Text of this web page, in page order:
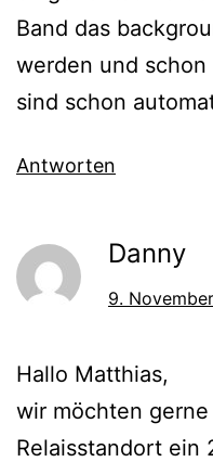
Band das
werden und schon
sind schon
Antworten
Danny
9.
Hallo Matthias,
wir möchten
Relaisstandort ein